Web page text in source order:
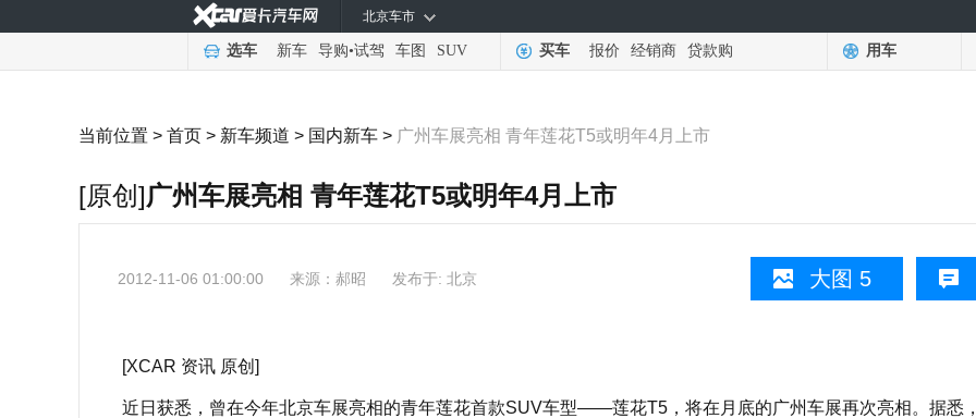
北京车市
选车 新车 导购•试驾 车图 SUV 买车 报价 经销商 贷款购 用车
当前位置 > 首页 > 新车频道 > 国内新车 > 广州车展亮相 青年莲花T5或明年4月上市
[原创]广州车展亮相 青年莲花T5或明年4月上市
大图 5
2012-11-06 01:00:00 来源： 郝昭 发布于: 北京
[XCAR 资讯 原创]
近日获悉，曾在今年北京车展亮相的青年莲花首款SUV车型——莲花T5，将在月底的广州车展再次亮相。据悉，